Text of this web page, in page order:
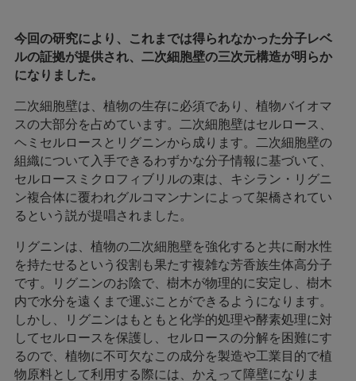
今回の研究により、これまでは得られなかった分子レベ
ルの証拠が提供され、二次細胞壁の三次元構造が明らか
になりました。
二次細胞壁は、植物の生存に必須であり、植物バイオマ
スの大部分を占めています。二次細胞壁はセルロース、
ヘミセルロースとリグニンから成ります。二次細胞壁の
組織について入手できるわずかな分子情報に基づいて、
セルロースミクロフィブリルの束は、キシラン・リグニ
ン複合体に覆われグルコマンナンによって架橋されてい
るという説が提唱されました。
リグニンは、植物の二次細胞壁を強化すると共に耐水性
を持たせるという役割も果たす複雑な芳香族生体高分子
です。リグニンのお陰で、樹木が物理的に安定し、樹木
内で水分を遠くまで運ぶことができるようになります。
しかし、リグニンはもともと化学的処理や酵素処理に対
してセルロースを保護し、セルロースの分解を困難にす
るので、植物に不可欠なこの成分を製造や工業目的で植
物原料として利用する際には、かえって障壁になりま